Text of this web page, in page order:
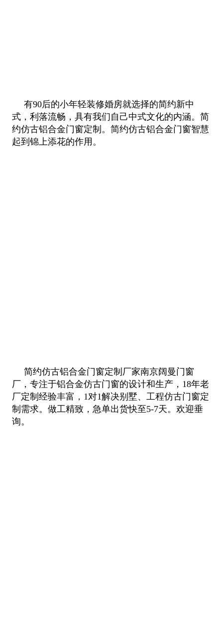
有90后的小年轻装修婚房就选择的简约新中
式，利落流畅，具有我们自己中式文化的内涵。简
约仿古铝合金门窗定制。简约仿古铝合金门窗智慧
起到锦上添花的作用。
简约仿古铝合金门窗定制厂家南京阔曼门窗
厂，专注于铝合金仿古门窗的设计和生产，18年老
厂定制经验丰富，1对1解决别墅、工程仿古门窗定
制需求。做工精致，急单出货快至5-7天。欢迎垂
询。